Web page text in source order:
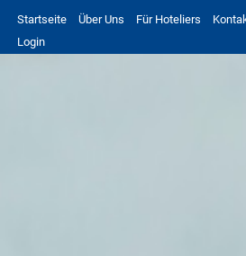
Startseite Über Uns Für Hoteliers
Login